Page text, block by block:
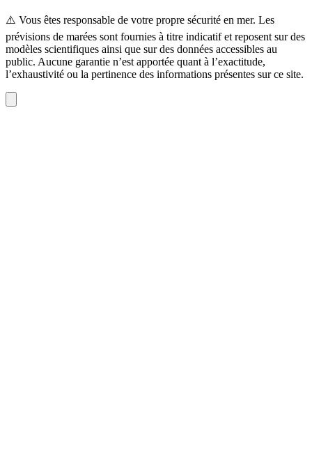
⚠️ Vous êtes responsable de votre propre sécurité en mer. Les
prévisions de marées sont fournies à titre indicatif et reposent sur des
modèles scientifiques ainsi que sur des données accessibles au
public. Aucune garantie n’est apportée quant à l’exactitude,
l’exhaustivité ou la pertinence des informations présentes sur ce site.